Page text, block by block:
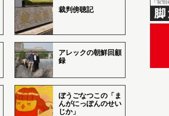
裁判傍聴記
アレックの朝鮮回顧
録
ぼうごなつこの「ま
んがにっぽんのせい
じか」